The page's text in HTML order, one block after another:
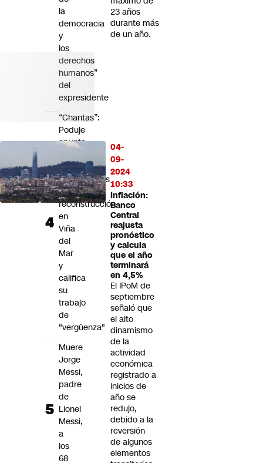
23 años
durante más
de un año.
04-
09-
2024
10:33
Inflación:
Banco
Central
reajusta
pronóstico
y calcula
que el año
terminará
en 4,5%
El IPoM de
septiembre
señaló que
el alto
dinamismo
de la
actividad
económica
registrado a
inicios de
año se
redujo,
debido a la
reversión
de algunos
elementos
la
democracia
y
los
derechos
humanos”
del
expresidente
“Chantas”:
Poduje
apunta
empresas
cuestionadas
por
reconstrucción
en
Viña
del
Mar
y
califica
su
trabajo
de
"vergüenza"
Muere
Jorge
Messi,
padre
de
Lionel
Messi,
a
los
68